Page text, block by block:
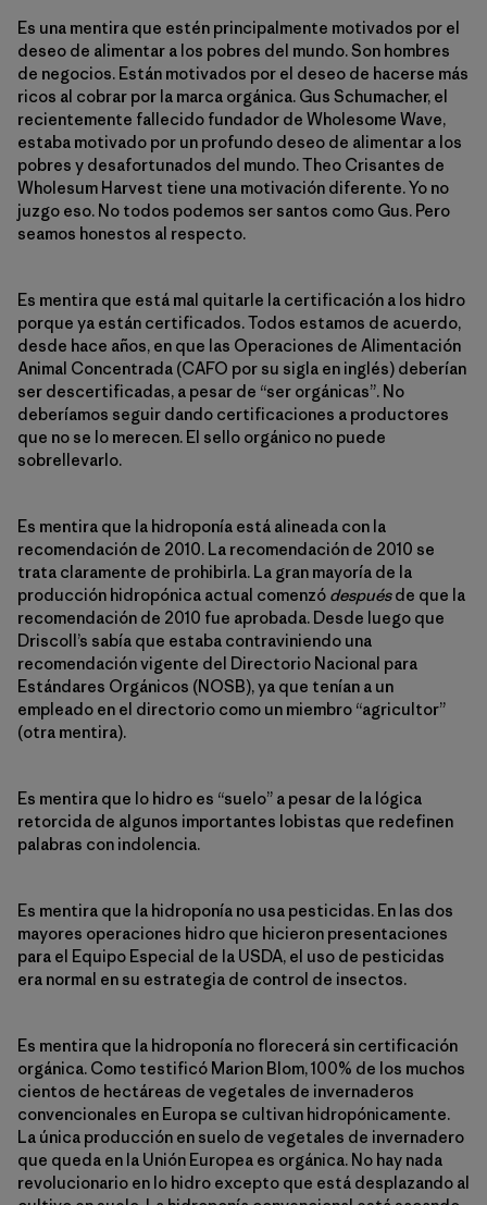
Es una mentira que estén principalmente motivados por el
deseo de alimentar a los pobres del mundo. Son hombres
de negocios. Están motivados por el deseo de hacerse más
ricos al cobrar por la marca orgánica. Gus Schumacher, el
recientemente fallecido fundador de Wholesome Wave,
estaba motivado por un profundo deseo de alimentar a los
pobres y desafortunados del mundo. Theo Crisantes de
Wholesum Harvest tiene una motivación diferente. Yo no
juzgo eso. No todos podemos ser santos como Gus. Pero
seamos honestos al respecto.
Es mentira que está mal quitarle la certificación a los hidro
porque ya están certificados. Todos estamos de acuerdo,
desde hace años, en que las Operaciones de Alimentación
Animal Concentrada (CAFO por su sigla en inglés) deberían
ser descertificadas, a pesar de “ser orgánicas”. No
deberíamos seguir dando certificaciones a productores
que no se lo merecen. El sello orgánico no puede
sobrellevarlo.
Es mentira que la hidroponía está alineada con la
recomendación de 2010. La recomendación de 2010 se
trata claramente de prohibirla. La gran mayoría de la
producción hidropónica actual comenzó despuésde que la
recomendación de 2010 fue aprobada. Desde luego que
Driscoll’s sabía que estaba contraviniendo una
recomendación vigente del Directorio Nacional para
Estándares Orgánicos (NOSB), ya que tenían a un
empleado en el directorio como un miembro “agricultor”
(otra mentira).
Es mentira que lo hidro es “suelo” a pesar de la lógica
retorcida de algunos importantes lobistas que redefinen
palabras con indolencia.
Es mentira que la hidroponía no usa pesticidas. En las dos
mayores operaciones hidro que hicieron presentaciones
para el Equipo Especial de la USDA, el uso de pesticidas
era normal en su estrategia de control de insectos.
Es mentira que la hidroponía no florecerá sin certificación
orgánica. Como testificó Marion Blom, 100% de los muchos
cientos de hectáreas de vegetales de invernaderos
convencionales en Europa se cultivan hidropónicamente.
La única producción en suelo de vegetales de invernadero
que queda en la Unión Europea es orgánica. No hay nada
revolucionario en lo hidro excepto que está desplazando al